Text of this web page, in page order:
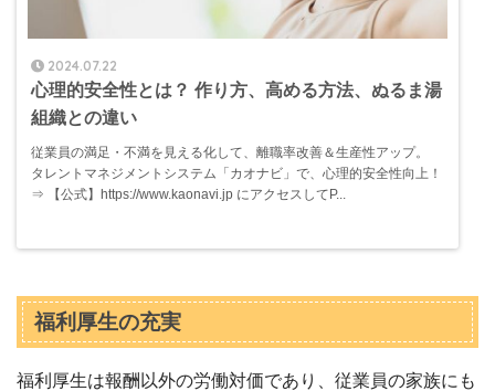
2024.07.22
心理的安全性とは？ 作り方、高める方法、ぬるま湯
組織との違い
従業員の満足・不満を見える化して、離職率改善＆生産性アップ。
タレントマネジメントシステム「カオナビ」で、心理的安全性向上！
⇒ 【公式】https://www.kaonavi.jp にアクセスしてP...
福利厚生の充実
福利厚生は報酬以外の労働対価であり、従業員の家族にも